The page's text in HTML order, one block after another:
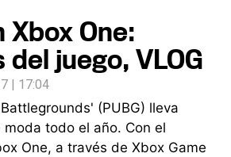
Xbox One:
del juego, VLOG
| 17:04
(PUBG) lleva
todo el año. Con el
One, a través de Xbox Game